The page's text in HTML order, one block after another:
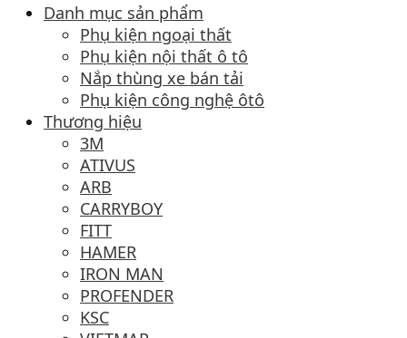
Danh mục sản phẩm
Phụ kiện ngoại thất
Phụ kiện nội thất ô tô
Nắp thùng xe bán tải
Phụ kiện công nghệ ôtô
Thương hiệu
3M
ATIVUS
ARB
CARRYBOY
FITT
HAMER
IRON MAN
PROFENDER
KSC